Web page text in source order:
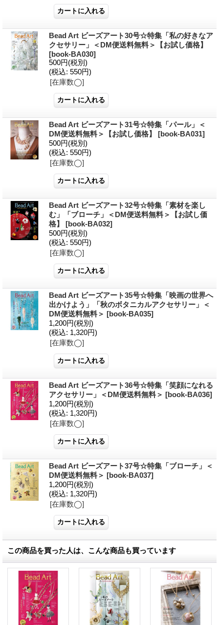
Bead Art ビーズアート30号☆特集「私の好きなア
クセサリー」＜DM便送料無料＞【お試し価格】
[book-BA030]
500円(税別)
(税込: 550円)
[在庫数◯]
Bead Art ビーズアート31号☆特集「パール」＜
DM便送料無料＞【お試し価格】 [book-BA031]
500円(税別)
(税込: 550円)
[在庫数◯]
Bead Art ビーズアート32号☆特集「素材を楽し
む」「ブローチ」＜DM便送料無料＞【お試し価
格】 [book-BA032]
500円(税別)
(税込: 550円)
[在庫数◯]
Bead Art ビーズアート35号☆特集「映画の世界へ
出かけよう」「秋のボタニカルアクセサリー」＜
DM便送料無料＞ [book-BA035]
1,200円(税別)
(税込: 1,320円)
[在庫数◯]
Bead Art ビーズアート36号☆特集「笑顔になれる
アクセサリー」＜DM便送料無料＞ [book-BA036]
1,200円(税別)
(税込: 1,320円)
[在庫数◯]
Bead Art ビーズアート37号☆特集「ブローチ」＜
DM便送料無料＞ [book-BA037]
1,200円(税別)
(税込: 1,320円)
[在庫数◯]
この商品を買った人は、こんな商品も買っています